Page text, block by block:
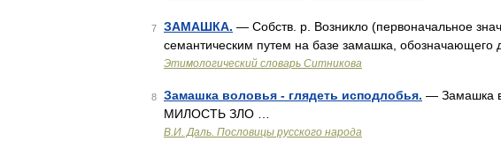
7 ЗАМАШКА. — Собств. р. Возникло (первоначальное
семантическим путем на базе замашка, обозначающего
Этимологический словарь Ситникова
8 Замашка воловья - глядеть исподлобья. — Замашка
МИЛОСТЬ ЗЛО …
В.И. Даль. Пословицы русского народа